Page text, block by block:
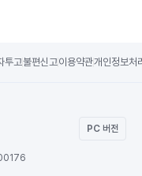
투고불편신고이용약관개인정보처
PC 버전